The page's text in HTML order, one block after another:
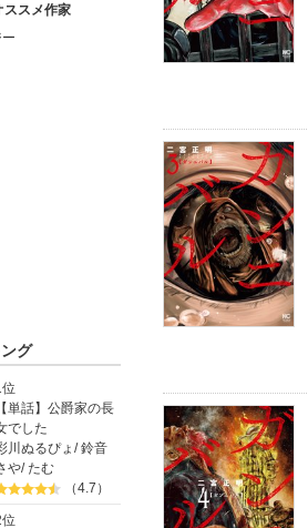
ススメ作家
グ
位
【単話】公爵家の長
でした
川ぬるぴょ /鈴音
や/たむ
（4.7）